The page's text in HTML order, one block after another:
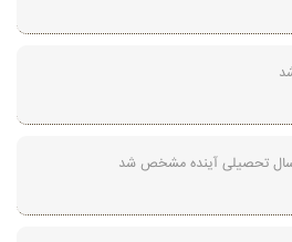
سال تحصیلی آینده مشخص شد